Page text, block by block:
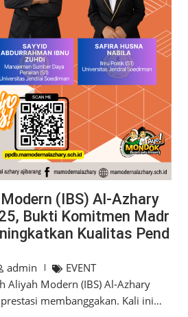
(IBS) Al-Azhary
Bukti Komitmen Madr
Kualitas Pend
admin
EVENT
Aliyah Modern (IBS) Al-Azhary
membanggakan. Kali ini…